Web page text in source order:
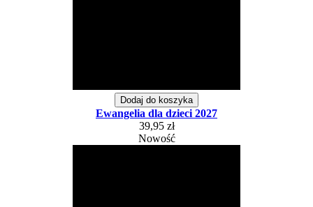
Dodaj do koszyka
Ewangelia dla dzieci 2027
39,95 zł
Nowość